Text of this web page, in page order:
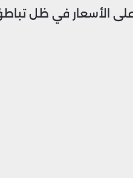
الأسعار في ظل تباطؤ